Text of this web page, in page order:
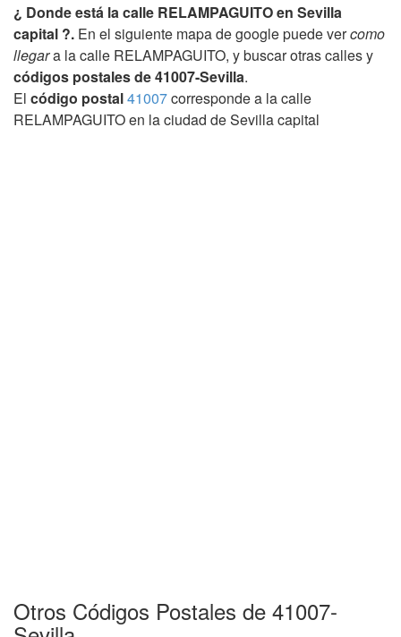
¿ Donde está la calle RELAMPAGUITO en Sevilla
capital ?. En el siguiente mapa de google puede vercomo
llegara la calle RELAMPAGUITO, y buscar otras calles y
códigos postales de 41007-Sevilla.
El código postal41007corresponde a la calle
RELAMPAGUITO en la ciudad de Sevilla capital
Otros Códigos Postales de 41007-